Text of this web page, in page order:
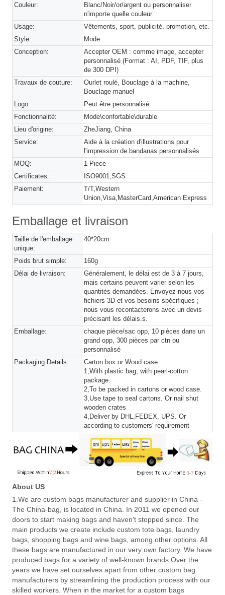
Couleur:
Blanc/Noir/or/argent ou personnaliser
n'importe quelle couleur
Usage:
Vêtements, sport, publicité, promotion, etc.
Style:
Mode
Conception:
Accepter OEM : comme image, accepter
personnalisé (Format : AI, PDF, TIF, plus
de 300 DPI)
Travaux de couture:
Ourlet roulé, Bouclage à la machine,
Bouclage manuel
Logo:
Peut être personnalisé
Fonctionnalité:
Mode\confortable\durable
Lieu d'origine:
ZheJiang, China
Service:
Aide à la création d'illustrations pour
l'impression de bandanas personnalisés
MOQ:
1 Piece
Certificates:
ISO9001,SGS
Paiement:
T/T,Western
Union,Visa,MasterCard,American Express
Emballage et livraison
Taille de l'emballage
unique:
40*20cm
Poids brut simple:
160g
Délai de livraison:
Généralement, le délai est de 3 à 7 jours,
mais certains peuvent varier selon les
quantités demandées. Envoyez-nous vos
fichiers 3D et vos besoins spécifiques ;
nous vous recontacterons avec un devis
précisant les délais.s.
Emballage:
chaque pièce/sac opp, 10 pièces dans un
grand opp, 300 pièces par ctn ou
personnalisé
Packaging Details:
Carton box or Wood case
1,With plastic bag, with pearl-cotton
package.
2,To be packed in cartons or wood case.
3,Use tape to seal cartons. Or nail shut
wooden crates
4,Deliver by DHL,FEDEX, UPS. Or
according to customers' requirement
About US:
1.We are custom bags manufacturer and supplier in China -
The China-bag, is located in China. In 2011 we opened our
doors to start making bags and haven't stopped since. The
main products we create include custom tote bags, laundry
bags, shopping bags and wine bags, among other options. All
these bags are manufactured in our very own factory. We have
produced bags for a variety of well-known brands;Over the
years we have set ourselves apart from other custom bag
manufacturers by streamlining the production process with our
skilled workers. When in the market for a custom bags